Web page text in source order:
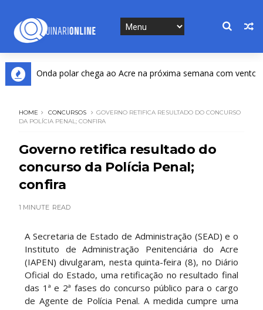
Onda polar chega ao Acre na próxima semana com ventos
HOME CONCURSOS
GOVERNO RETIFICA RESULTADO DO CONCURSO
DA POLÍCIA PENAL; CONFIRA
Governo retifica resultado do
concurso da Polícia Penal;
confira
1 MINUTE READ
A Secretaria de Estado de Administração (SEAD) e o
Instituto de Administração Penitenciária do Acre
(IAPEN) divulgaram, nesta quinta-feira (8), no Diário
Oficial do Estado, uma retificação no resultado final
das 1ª e 2ª fases do concurso público para o cargo
de Agente de Polícia Penal. A medida cumpre uma